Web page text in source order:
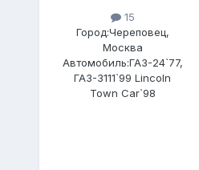
15
Город:Череповец,
Москва
Автомобиль:ГАЗ-24`77,
ГАЗ-3111`99 Lincoln
Town Car`98